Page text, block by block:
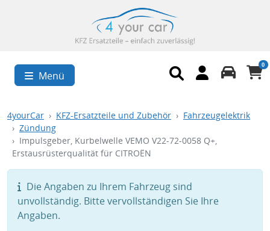
Menü
0
4yourCar KFZ-Ersatzteile und Zubehör
Fahrzeugelektrik
Zündung
Impulsgeber, Kurbelwelle VEMO V22-72-0058 Q+,
Erstausrüsterqualität für CITROËN
Die Angaben zu Ihrem Fahrzeug sind
unvollständig. Bitte vervollständigen Sie Ihre
Angaben.